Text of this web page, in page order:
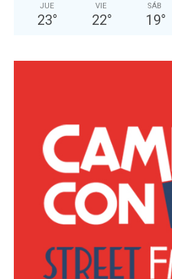
JUE
23°
VIE
22°
SÁB
19°